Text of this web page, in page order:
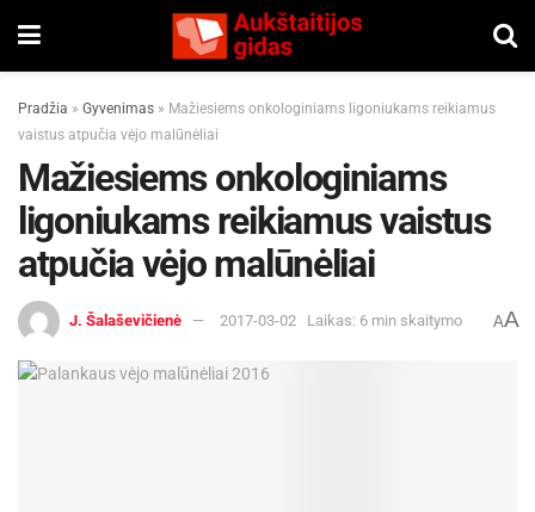
Pradžia » Gyvenimas » Mažiesiems onkologiniams ligoniukams reikiamus
vaistus atpučia vėjo malūnėliai
Mažiesiems onkologiniams
ligoniukams reikiamus vaistus
atpučia vėjo malūnėliai
J. Šalaševičienė 2017-03-02 Laikas: 6 min skaitymo AA